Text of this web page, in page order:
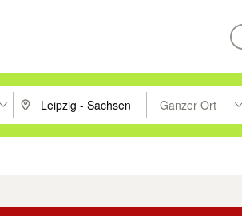
mit den Pfeiltasten nach oben/
PLZ oder Ort eingeben. Eingabetaste
Ganzer Ort
Suche im